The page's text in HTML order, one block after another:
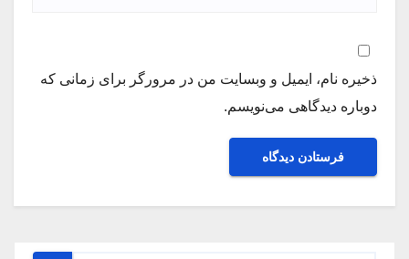
ذخیره نام، ایمیل و وبسایت من در مرورگر برای زمانی که
دوباره دیدگاهی می‌نویسم.